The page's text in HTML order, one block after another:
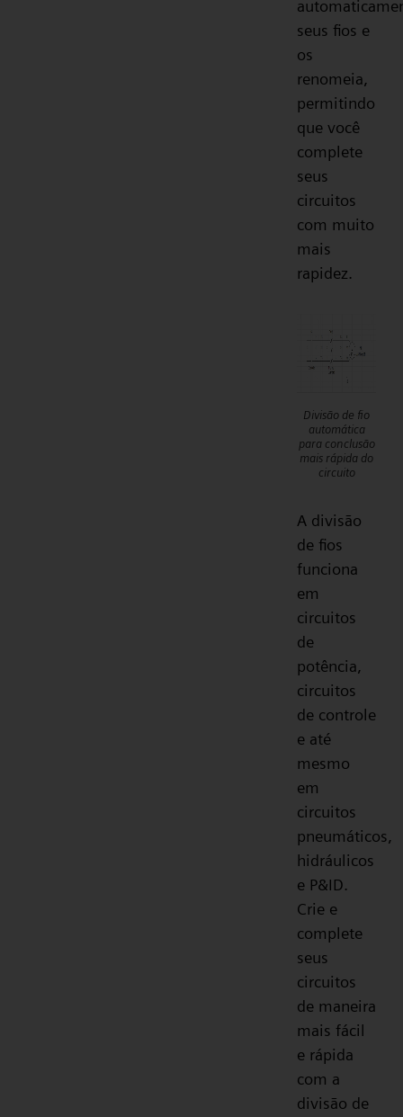
seus fios e
os
renomeia,
permitindo
que você
complete
seus
circuitos
com muito
mais
rapidez.
Divisão de fio
automática
para conclusão
mais rápida do
circuito
A divisão
de fios
funciona
em
circuitos
de
potência,
circuitos
de controle
e até
mesmo
em
circuitos
pneumáticos,
hidráulicos
e P&ID.
Crie e
complete
seus
circuitos
de maneira
mais fácil
e rápida
com a
divisão de